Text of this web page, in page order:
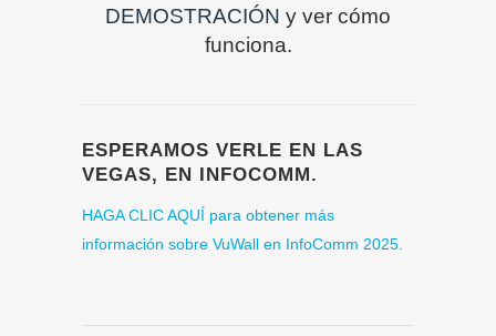
DEMOSTRACIÓN y ver cómo
funciona.
ESPERAMOS VERLE EN LAS
VEGAS, EN INFOCOMM.
HAGA CLIC AQUÍ para obtener más
información sobre VuWall en InfoComm 2025.